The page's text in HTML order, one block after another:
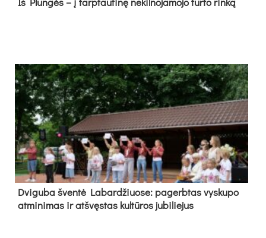
Dvi­gu­ba šven­tė La­bar­džiuo­se: pa­gerb­tas vys­ku­po
at­mi­ni­mas ir at­švęs­tas kul­tū­ros ju­bi­lie­jus